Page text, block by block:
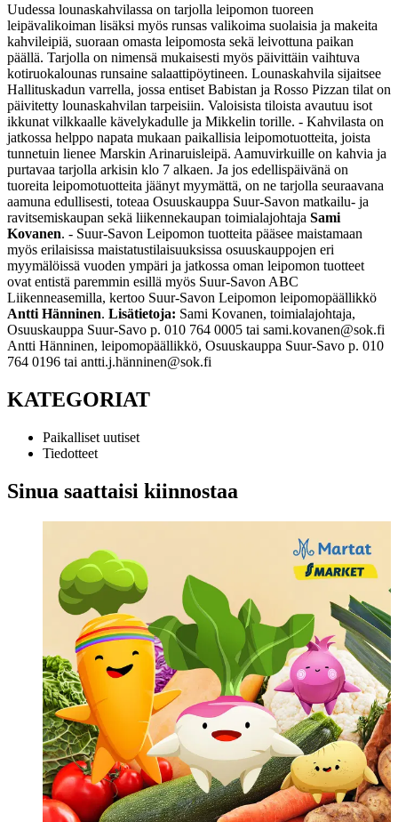
Uudessa lounaskahvilassa on tarjolla leipomon tuoreen
leipävalikoiman lisäksi myös runsas valikoima suolaisia ja makeita
kahvileipiä, suoraan omasta leipomosta sekä leivottuna paikan
päällä. Tarjolla on nimensä mukaisesti myös päivittäin vaihtuva
kotiruokalounas runsaine salaattipöytineen. Lounaskahvila sijaitsee
Hallituskadun varrella, jossa entiset Babistan ja Rosso Pizzan tilat on
päivitetty lounaskahvilan tarpeisiin. Valoisista tiloista avautuu isot
ikkunat vilkkaalle kävelykadulle ja Mikkelin torille. - Kahvilasta on
jatkossa helppo napata mukaan paikallisia leipomotuotteita, joista
tunnetuin lienee Marskin Arinaruisleipä. Aamuvirkuille on kahvia ja
purtavaa tarjolla arkisin klo 7 alkaen. Ja jos edellispäivänä on
tuoreita leipomotuotteita jäänyt myymättä, on ne tarjolla seuraavana
aamuna edullisesti, toteaa Osuuskauppa Suur-Savon matkailu- ja
ravitsemiskaupan sekä liikennekaupan toimialajohtaja Sami
Kovanen. - Suur-Savon Leipomon tuotteita pääsee maistamaan
myös erilaisissa maistatustilaisuuksissa osuuskauppojen eri
myymälöissä vuoden ympäri ja jatkossa oman leipomon tuotteet
ovat entistä paremmin esillä myös Suur-Savon ABC
Liikenneasemilla, kertoo Suur-Savon Leipomon leipomopäällikkö
Antti Hänninen. Lisätietoja: Sami Kovanen, toimialajohtaja,
Osuuskauppa Suur-Savo p. 010 764 0005 tai sami.kovanen@sok.fi
Antti Hänninen, leipomopäällikkö, Osuuskauppa Suur-Savo p. 010
764 0196 tai antti.j.hänninen@sok.fi
KATEGORIAT
Paikalliset uutiset
Tiedotteet
Sinua saattaisi kiinnostaa